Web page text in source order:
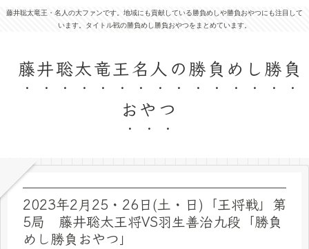
藤井聡太竜王・名人の大ファンです。地域にも貢献している勝負めしや勝負おやつにも注目して
います。タイトル戦の勝負めし勝負おやつをまとめています。
藤井聡太竜王名人の勝負めし勝負
おやつ
2023年2月25・26日(土・日)「王将戦」第
5局 藤井聡太王将VS羽生善治九段「勝負
めし勝負おやつ」